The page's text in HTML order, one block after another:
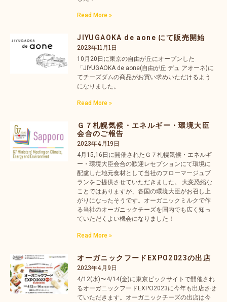
Read More »
JIYUGAOKA de aone にて販売開始
2023年11月1日
10月20日に東京の自由が丘にオープンした
「JIYUGAOKA de aone(自由が丘 デュ アオーネ)に
てチーズダムの商品がお買い求めいただけるよう
になりました。
Read More »
Ｇ７札幌気候・エネルギー・環境大臣
会合のご報告
2023年4月19日
4月15,16日に開催されたＧ７札幌気候・エネルギ
ー・環境大臣会合の歓迎レセプションにて環境に
配慮した地元食材として当社のフローマージュブ
ランをご提供させていただきました。 大変恐縮な
ことではありますが、各国の環境大臣がお召し上
がりになったそうです。オーガニックミルクで作
る当社のオーガニックチーズを国内でも広く知っ
ていただくよい機会になりました！
Read More »
オーガニックフードEXPO2023の出店
2023年4月9日
4/12(水)〜4/14(金)に東京ビックサイトで開催され
るオーガニックフードEXPO2023に今年も出店させ
ていただきます。オーガニックチーズの出店は今